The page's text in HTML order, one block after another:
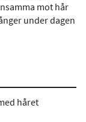
mot hår
under dagen
håret